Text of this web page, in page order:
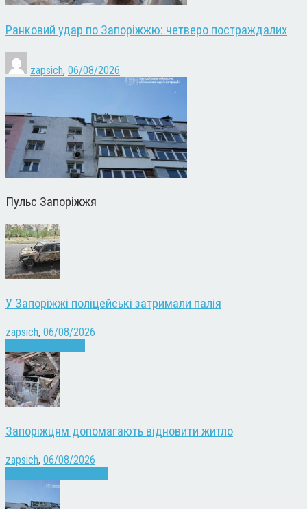
Ранковий удар по Запоріжжю: четверо постраждалих
zapsich, 06/08/2026
Пульс Запоріжжя
У Запоріжжі поліцейські затримали палія
zapsich, 06/08/2026
Запоріжцям допомагають відновити житло
zapsich, 06/08/2026